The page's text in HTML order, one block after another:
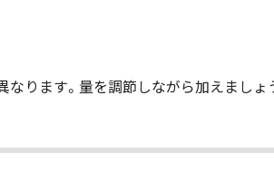
なります。量を調節しながら加えましょ